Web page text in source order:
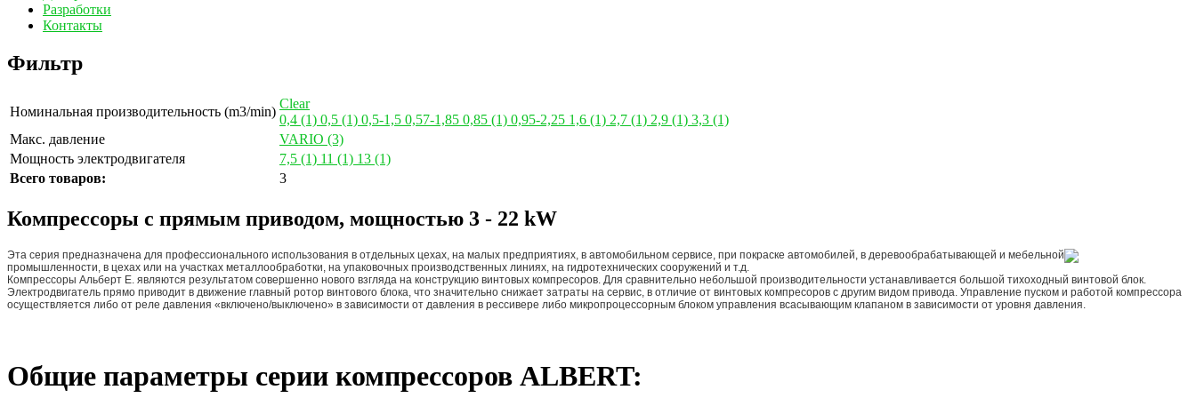
Разработки
Контакты
Фильтр
Номинальная производительность (m3/min)
Clear
0,4 (1) 0,5 (1) 0,5-1,5 0,57-1,85 0,85 (1) 0,95-2,25 1,6 (1) 2,7 (1) 2,9 (1) 3,3 (1)
Макс. давление
VARIO (3)
Мощность электродвигателя
7,5 (1) 11 (1) 13 (1)
Всего товаров:
3
Компрессоры с прямым приводом, мощностью 3 - 22 kW
Эта серия предназначена для профессионального использования в отдельных цехах, на малых предприятиях, в автомобильном сервисе, при покраске автомобилей, в деревообрабатывающей и мебельной
промышленности, в цехах или на участках металлообработки, на упаковочных производственных линиях, на гидротехнических сооружений и т.д.
Компрессоры Альберт E. являются результатом совершенно нового взгляда на конструкцию винтовых компресоров. Для сравнительно небольшой производительности устанавливается большой тихоходный винтовой блок.
Электродвигатель прямо приводит в движение главный ротор винтового блока, что значительно снижает затраты на сервис, в отличие от винтовых компресоров с другим видом привода. Управление пуском и работой компрессора
осуществляется либо от реле давления «включено/выключено» в зависимости от давления в рессивере либо микропроцессорным блоком управления всасывающим клапаном в зависимости от уровня давления.
Общие параметры серии компрессоров ALBERT: